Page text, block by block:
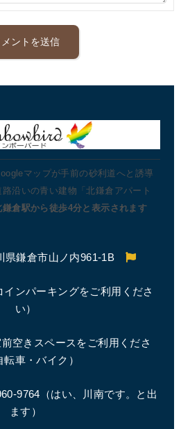
マップが手前の砂利道へと誘導
沿いの青い建物「北鎌倉アパート
倉駅から徒歩4分と表示されます
県鎌倉市山ノ内961-1B
ンパーキングをご利用くださ
い）
空きスペースをご利用くださ
転車・バイク）
9764（はい、川南です。と出
ます）